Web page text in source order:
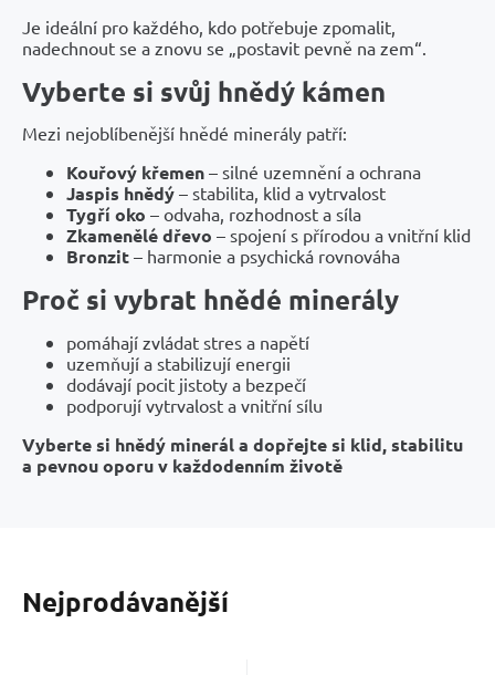
Je ideální pro každého, kdo potřebuje zpomalit,
nadechnout se a znovu se „postavit pevně na zem“.
Vyberte si svůj hnědý kámen
Mezi nejoblíbenější hnědé minerály patří:
Kouřový křemen – silné uzemnění a ochrana
Jaspis hnědý – stabilita, klid a vytrvalost
Tygří oko – odvaha, rozhodnost a síla
Zkamenělé dřevo – spojení s přírodou a vnitřní klid
Bronzit – harmonie a psychická rovnováha
Proč si vybrat hnědé minerály
pomáhají zvládat stres a napětí
uzemňují a stabilizují energii
dodávají pocit jistoty a bezpečí
podporují vytrvalost a vnitřní sílu
Vyberte si hnědý minerál a dopřejte si klid, stabilitu
a pevnou oporu v každodenním životě
Nejprodávanější